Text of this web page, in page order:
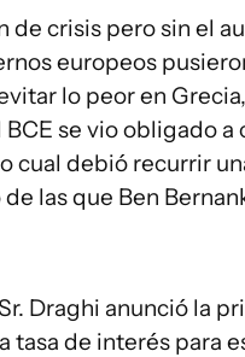
crisis pero sin el
europeos
lo peor en
se vio obligado
cual debió recurrir
las que Ben
Draghi anunció la
tasa de interés para